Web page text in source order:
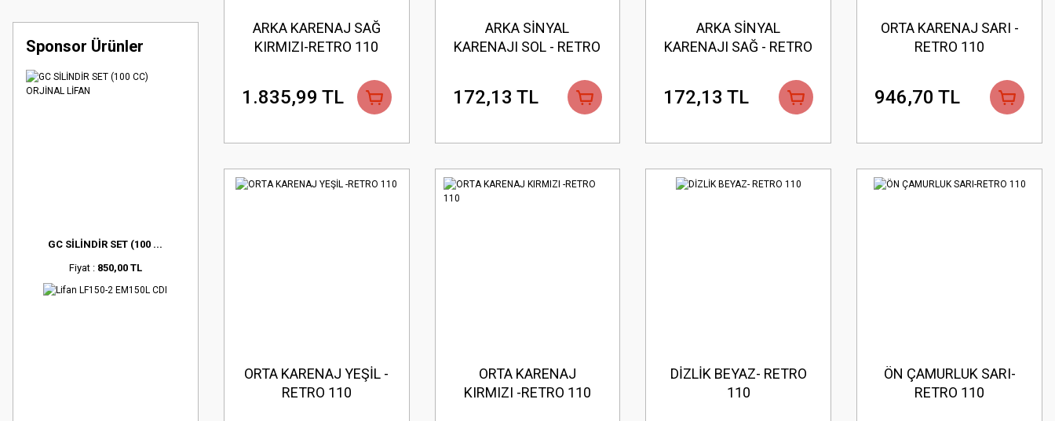
Sponsor Ürünler
GC SİLİNDİR SET (100 ...
Fiyat : 850,00 TL
ARKA KARENAJ SAĞ
KIRMIZI-RETRO 110
1.835,99 TL
ARKA SİNYAL
KARENAJI SOL - RETRO
172,13 TL
ARKA SİNYAL
KARENAJI SAĞ - RETRO
172,13 TL
ORTA KARENAJ SARI -
RETRO 110
946,70 TL
ORTA KARENAJ YEŞİL -
RETRO 110
ORTA KARENAJ
KIRMIZI -RETRO 110
DİZLİK BEYAZ- RETRO
110
ÖN ÇAMURLUK SARI-
RETRO 110